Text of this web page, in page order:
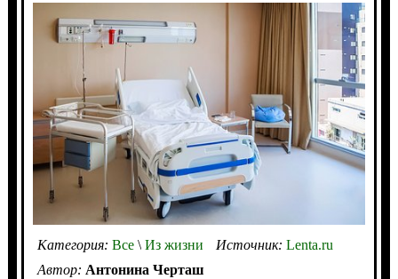
Категория: Все\Из жизни Источник: Lenta.ru
Автор: Антонина Черташ